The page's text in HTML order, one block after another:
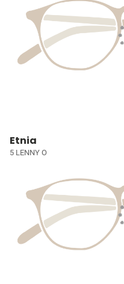
Etnia
5 LENNY O